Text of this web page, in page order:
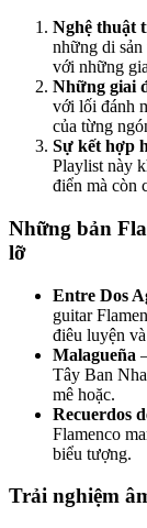
Nghệ thuật
những di
với những
Những giai
với lối đánh
của từng
Sự kết hợp
Playlist này
điển mà còn
Những bản
lỡ
Entre Dos
guitar
điêu luyện
Malagueña
Tây Ban
mê hoặc.
Recuerdos
Flamenco
biểu tượng.
Trải nghiệm